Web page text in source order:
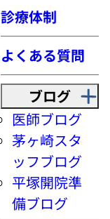
診療体制
よくある質問
ブログ
医師ブログ
茅ヶ崎スタ
ッフブログ
平塚開院準
備ブログ